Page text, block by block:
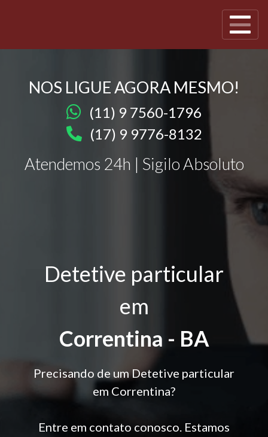
NOS LIGUE AGORA MESMO!
(11) 9 7560-1796
(17) 9 9776-8132
Atendemos 24h | Sigilo Absoluto
Detetive particular
em
Correntina - BA
Precisando de um Detetive particular
em Correntina?
Entre em contato conosco. Estamos